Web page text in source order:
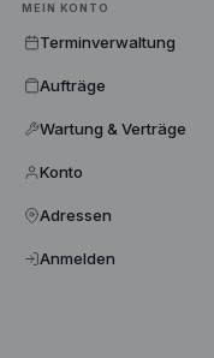
MEIN KONTO
Terminverwaltung
Aufträge
Wartung & Verträge
Konto
Adressen
Anmelden